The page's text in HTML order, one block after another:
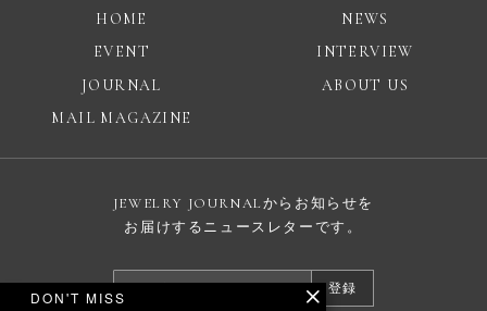
HOME
NEWS
EVENT
INTERVIEW
JOURNAL
ABOUT US
MAIL MAGAZINE
JEWELRY JOURNALからお知らせを
お届けするニュースレターです。
登録
DON'T MISS